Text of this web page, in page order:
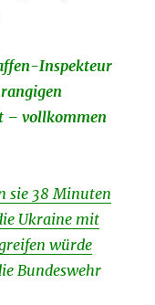
Inspekteur
– vollkommen
sie 38 Minuten
Ukraine mit
würde
Bundeswehr